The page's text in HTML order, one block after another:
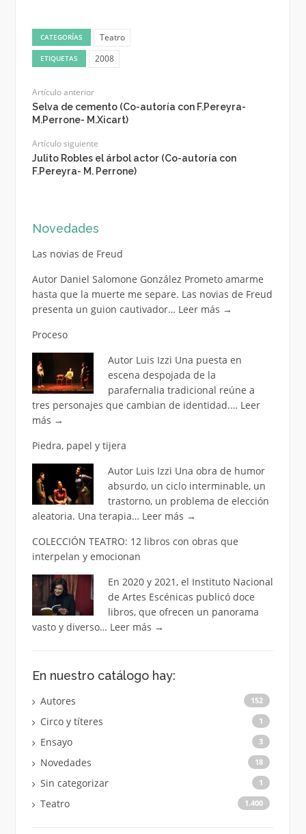
CATEGORÍAS Teatro
ETIQUETAS 2008
Artículo anterior
Selva de cemento (Co-autoría con F.Pereyra-
M.Perrone- M.Xicart)
Artículo siguiente
Julito Robles el árbol actor (Co-autoría con
F.Pereyra- M. Perrone)
Novedades
Las novias de Freud
Autor Daniel Salomone González Prometo amarme
hasta que la muerte me separe. Las novias de Freud
presenta un guion cautivador… Leer más →
Proceso
Autor Luis Izzi Una puesta en
escena despojada de la
parafernalia tradicional reúne a
tres personajes que cambian de identidad.… Leer
más →
Piedra, papel y tijera
Autor Luis Izzi Una obra de humor
absurdo, un ciclo interminable, un
trastorno, un problema de elección
aleatoria. Una terapia… Leer más →
COLECCIÓN TEATRO: 12 libros con obras que
interpelan y emocionan
En 2020 y 2021, el Instituto Nacional
de Artes Escénicas publicó doce
libros, que ofrecen un panorama
vasto y diverso… Leer más →
En nuestro catálogo hay:
Autores 152
Circo y títeres 1
Ensayo 3
Novedades 18
Sin categorizar 1
Teatro 1.400